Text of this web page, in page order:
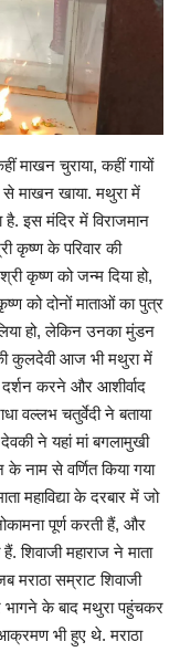
माखन चुराया, कहीं गायों
से माखन खाया. मथुरा में
इस मंदिर में विराजमान
कृष्ण के परिवार की
कृष्ण को जन्म दिया हो,
को दोनों माताओं का पुत्र
हो, लेकिन उनका मुंडन
कुलदेवी आज भी मथुरा में
दर्शन करने और आशीर्वाद
वल्लभ चतुर्वेदी ने बताया
ने यहां मां बगलामुखी
नाम से वर्णित किया गया
महाविद्या के दरबार में जो
पूर्ण करती हैं, और
महाराज ने माता
मराठा सम्राट शिवाजी
के बाद मथुरा पहुंचकर
भी हुए थे. मराठा